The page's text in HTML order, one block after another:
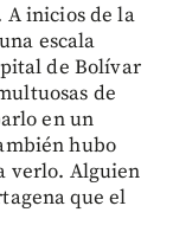
A inicios de la
escala
de Bolívar
de
en un
hubo
verlo. Alguien
que el